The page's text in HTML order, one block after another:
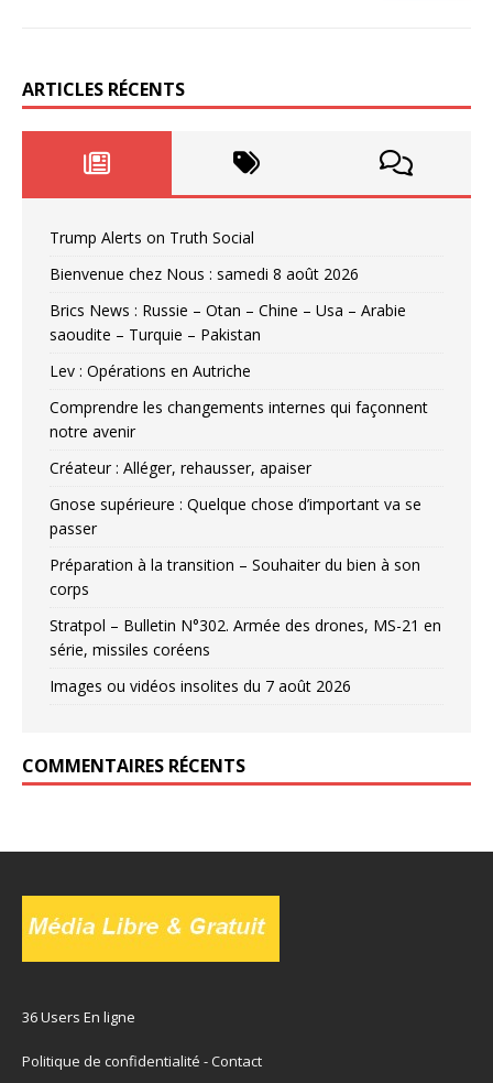
ARTICLES RÉCENTS
Trump Alerts on Truth Social
Bienvenue chez Nous : samedi 8 août 2026
Brics News : Russie – Otan – Chine – Usa – Arabie
saoudite – Turquie – Pakistan
Lev : Opérations en Autriche
Comprendre les changements internes qui façonnent
notre avenir
Créateur : Alléger, rehausser, apaiser
Gnose supérieure : Quelque chose d’important va se
passer
Préparation à la transition – Souhaiter du bien à son
corps
Stratpol – Bulletin N°302. Armée des drones, MS-21 en
série, missiles coréens
Images ou vidéos insolites du 7 août 2026
COMMENTAIRES RÉCENTS
36 Users En ligne
Politique de confidentialité -Contact